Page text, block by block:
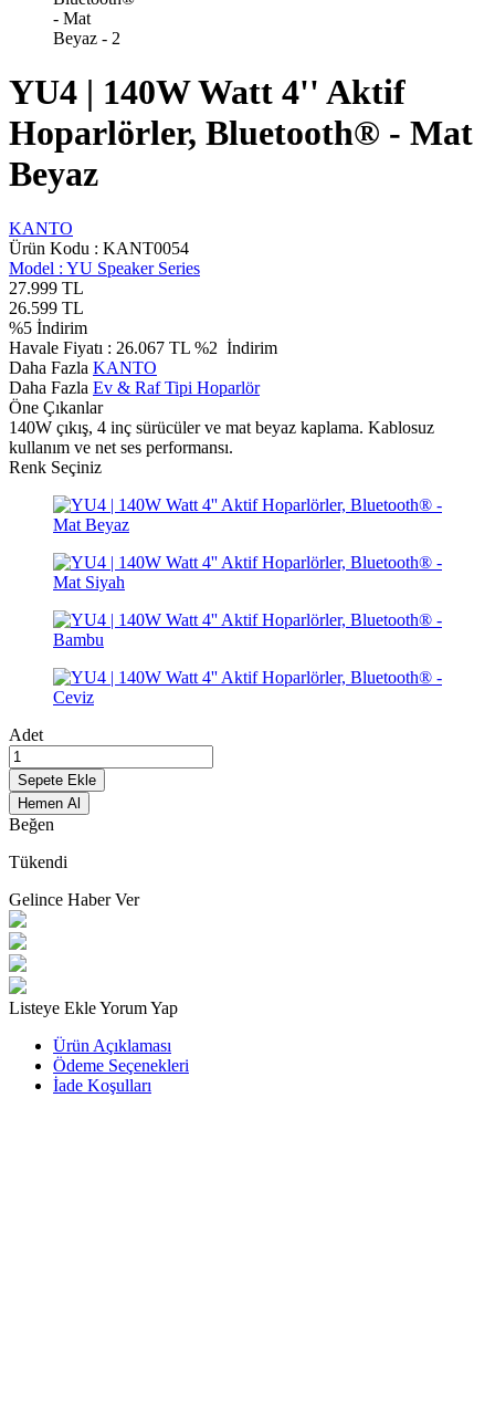
YU4 | 140W Watt 4'' Aktif
Hoparlörler, Bluetooth® - Mat
Beyaz
KANTO
Ürün Kodu : KANT0054
Model : YU Speaker Series
27.999 TL
26.599 TL
%5 İndirim
Havale Fiyatı : 26.067 TL %2 İndirim
Daha Fazla KANTO
Daha Fazla Ev & Raf Tipi Hoparlör
Öne Çıkanlar
140W çıkış, 4 inç sürücüler ve mat beyaz kaplama. Kablosuz
kullanım ve net ses performansı.
Renk Seçiniz
Adet
Sepete Ekle
Hemen Al
Beğen
Tükendi
Gelince Haber Ver
Listeye EkleYorum Yap
Ürün Açıklaması
Ödeme Seçenekleri
İade Koşulları